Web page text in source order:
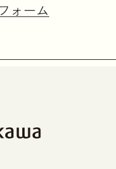
ォーム